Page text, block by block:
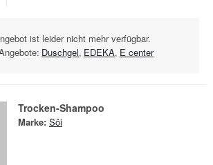
ist leider nicht mehr verfügbar.
Duschgel, EDEKA, E center
Trocken-Shampoo
Marke: Sôi